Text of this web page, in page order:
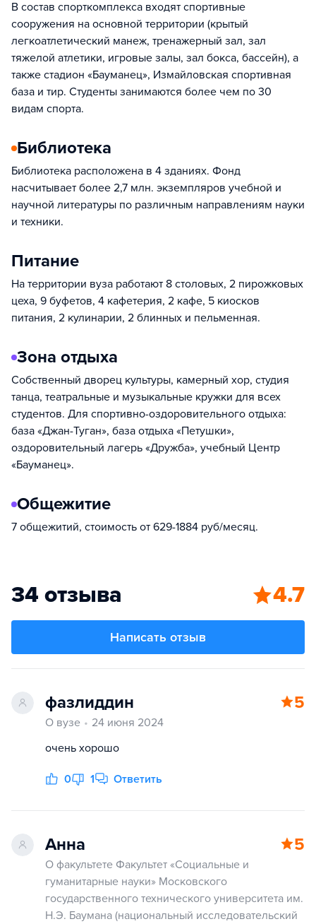
В состав спорткомплекса входят спортивные
сооружения на основной территории (крытый
легкоатлетический манеж, тренажерный зал, зал
тяжелой атлетики, игровые залы, зал бокса, бассейн), а
также стадион «Бауманец», Измайловская спортивная
база и тир. Студенты занимаются более чем по 30
видам спорта.
Библиотека
Библиотека расположена в 4 зданиях. Фонд
насчитывает более 2,7 млн. экземпляров учебной и
научной литературы по различным направлениям науки
и техники.
Питание
На территории вуза работают 8 столовых, 2 пирожковых
цеха, 9 буфетов, 4 кафетерия, 2 кафе, 5 киосков
питания, 2 кулинарии, 2 блинных и пельменная.
Зона отдыха
Собственный дворец культуры, камерный хор, студия
танца, театральные и музыкальные кружки для всех
студентов. Для спортивно-оздоровительного отдыха:
база «Джан-Туган», база отдыха «Петушки»,
оздоровительный лагерь «Дружба», учебный Центр
«Бауманец».
Общежитие
7 общежитий, стоимость от 629-1884 руб/месяц.
34 отзыва 4.7
Написать отзыв
фазлиддин 5
О вузе
24 июня 2024
очень хорошо
0 1 Ответить
Анна 5
О факультете Факультет «Социальные и
гуманитарные науки» Московского
государственного технического университета им.
Н.Э. Баумана (национальный исследовательский